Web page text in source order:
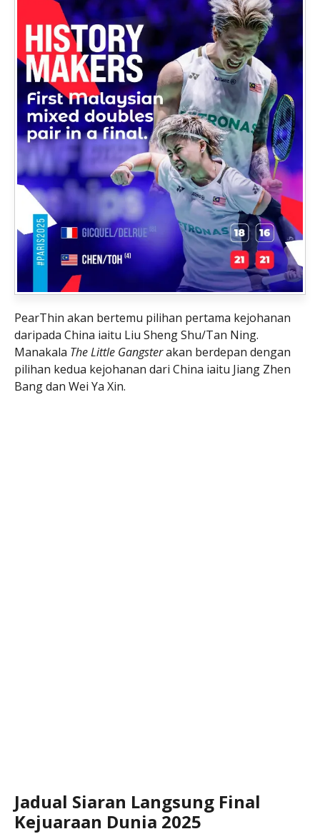
PearThin akan bertemu pilihan pertama kejohanan
daripada China iaitu Liu Sheng Shu/Tan Ning.
Manakala The Little Gangsterakan berdepan dengan
pilihan kedua kejohanan dari China iaitu Jiang Zhen
Bang dan Wei Ya Xin.
Jadual Siaran Langsung Final
Kejuaraan Dunia 2025